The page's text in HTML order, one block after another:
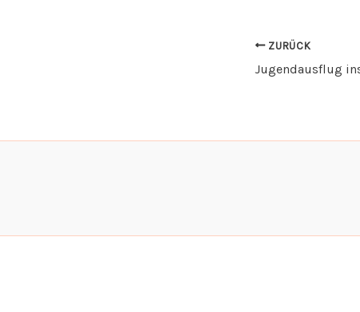
ZURÜCK
Jugendausflug ins